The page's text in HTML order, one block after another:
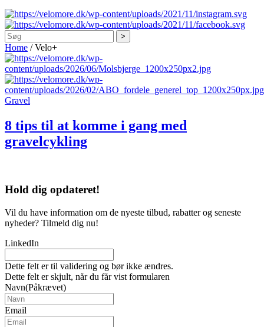
Søg
Home /Velo+
Gravel
8 tips til at komme i gang med
gravelcykling
Hold dig opdateret!
Vil du have information om de nyeste tilbud, rabatter og seneste
nyheder? Tilmeld dig nu!
LinkedIn
Dette felt er til validering og bør ikke ændres.
Dette felt er skjult, når du får vist formularen
Navn(Påkrævet)
Email